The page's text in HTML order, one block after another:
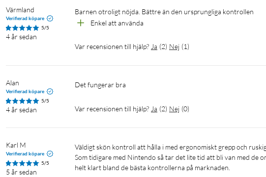
Värmland
Verifierad köpare
5/5
4 år sedan
Barnen otroligt nöjda. Bättre än den ursprungliga kontrollen
Enkel att använda
Var recensionen till hjälp? Ja (2) Nej (1)
Alan
Verifierad köpare
5/5
4 år sedan
Det fungerar bra
Var recensionen till hjälp? Ja (2) Nej (0)
Karl M
Verifierad köpare
5/5
5 år sedan
Väldigt skön kontroll att hålla i med ergonomiskt grepp och ruskigt bra batteritid!
Som tidigare med Nintendo så tar det lite tid att bli van med de
helt klart bland de bästa kontrollerna på marknaden.